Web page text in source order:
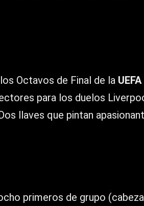
Octavos de Final de la
para los duelos
llaves que pintan
primeros de grupo